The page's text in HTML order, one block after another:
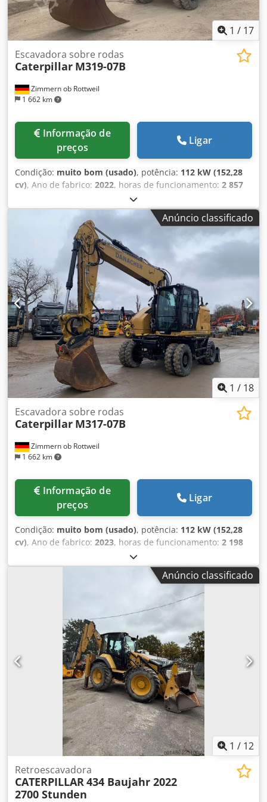
1 / 17
Zimmern ob Rottweil
1 662 km
Escavadora sobre rodas
Caterpillar M319-07B
preços
Ligar
Condição: muito bom (usado), potência: 112 kW (152,28
cv), Ano de fabrico: 2022, horas de funcionamento: 2 857
ar condicionado
Ano de fabricação 2022 Horas de operação: 2.857 h Cabine
fechada Ar condicionado Djdpfeyin Dbsx Afaekr Rádio
Câmera traseira e lateral Lança ajustável Braço: 2,50m
Totalmente tubulado (martelo, garra, tesoura) Engate
rápido OQ70/55 1 x balde Sistema de lubrificação
centralizada Tamanho dos pneus: 10.00-20, aprox. 30%
restante Suporte de lâmina Motor de 129kW CE Peso
operacional: 19 ton
Anúncio classificado
1 / 18
Zimmern ob Rottweil
1 662 km
Escavadora sobre rodas
Caterpillar M317-07B
preços
Ligar
Condição: muito bom (usado), potência: 112 kW (152,28
cv), Ano de fabrico: 2023, horas de funcionamento: 2 198
ar condicionado, cabina
M317-07B Ano de fabricação: 2023 Horas de operação:
2.198 h Dksdpfeyi Tp Nox Afajr Cabine fechada Ar-
condicionado Rádio Câmera traseira e lateral Lança
ajustável Braço: 2,50 m Com tubulação completa (martelo,
garra, tesoura) Acoplador rápido OQ70/55 1 x balde
Sistema de lubrificação central Tamanho do pneu: 10.00-
20 aprox. 40% restante Suporte de lâmina Motor com 112
kW CE Peso operacional: 18,4 t.
Anúncio classificado
1 / 12
Retroescavadora
CATERPILLAR 434 Baujahr 2022
2700 Stunden